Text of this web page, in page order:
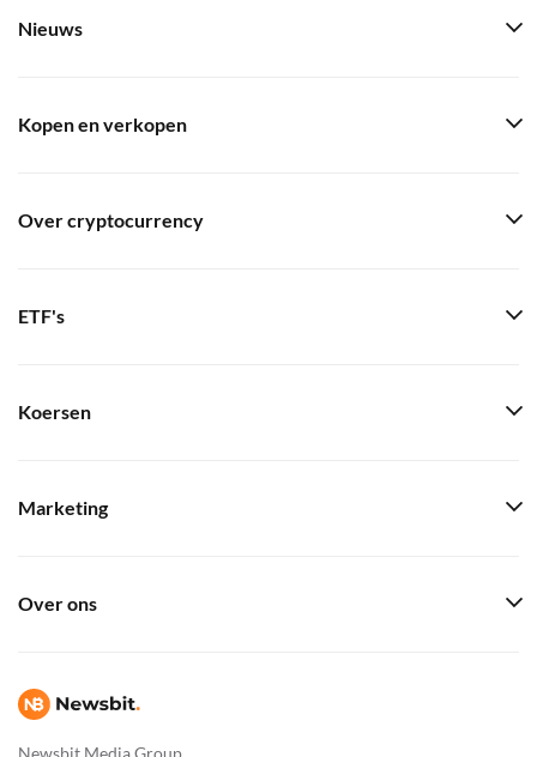
Newsbit Media Group
Nieuws
Kopen en verkopen
Over cryptocurrency
ETF's
Koersen
Marketing
Over ons